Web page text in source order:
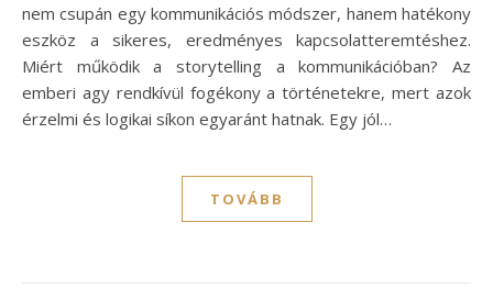
nem csupán egy kommunikációs módszer, hanem hatékony
eszköz a sikeres, eredményes kapcsolatteremtéshez.
Miért működik a storytelling a kommunikációban? Az
emberi agy rendkívül fogékony a történetekre, mert azok
érzelmi és logikai síkon egyaránt hatnak. Egy jól…
TOVÁBB